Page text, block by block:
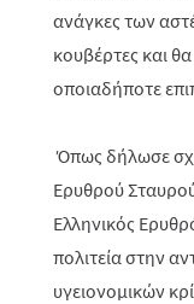
ανάγκες των
κουβέρτες και
οποιαδήποτε
Όπως δήλωσε
Ερυθρού
Ελληνικός
πολιτεία στην
υγειονομικών